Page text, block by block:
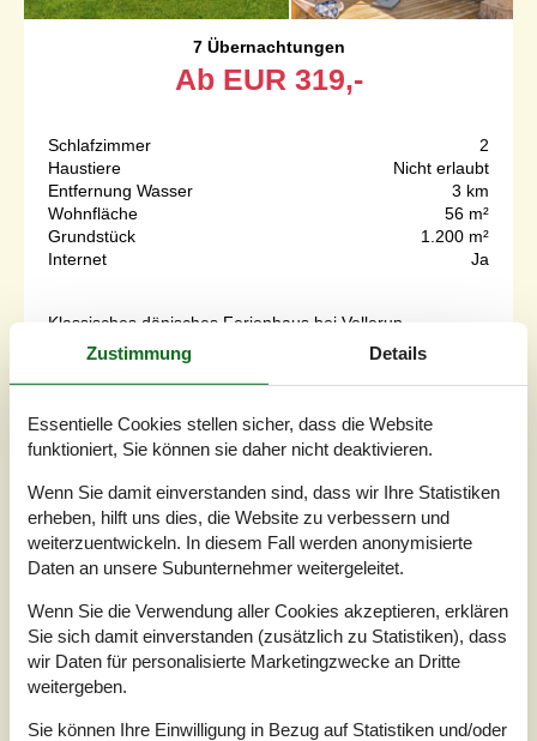
7 Übernachtungen
Ab EUR 319,-
Schlafzimmer
2
Haustiere
Nicht erlaubt
Entfernung Wasser
3 km
Wohnfläche
56 m²
Grundstück
1.200 m²
Internet
Ja
Klassisches dänisches Ferienhaus bei Vellerup
Strand.Willkommen in diesem Ferienhaus, das mit seiner
gemütlichen Ausstattung Lust auf Urlaub macht. Die
Wohnfläche des Hauses erstreckt sich über einen offen
gestalteten Wohnraum mit Küche und Essbereich, zwei
Schlafzimmer und ein Badezimmer. Entspannen Sie nach
einem langen Urlaubstag zusammen auf dem Sofa und
streamen Sie Ihre Lieblingsserie d...
Zu Favoriten hinzufügen
Modernes Ferienhaus mit Sauna am
Fjord
Skadevænget - Vellerup - 4050 - Skibby
8 Personen
Zustimmung Details
Essentielle Cookies stellen sicher, dass die Website
funktioniert, Sie können sie daher nicht deaktivieren.
Wenn Sie damit einverstanden sind, dass wir Ihre Statistiken
erheben, hilft uns dies, die Website zu verbessern und
weiterzuentwickeln. In diesem Fall werden anonymisierte
Daten an unsere Subunternehmer weitergeleitet.
Wenn Sie die Verwendung aller Cookies akzeptieren, erklären
Sie sich damit einverstanden (zusätzlich zu Statistiken), dass
wir Daten für personalisierte Marketingzwecke an Dritte
weitergeben.
Sie können Ihre Einwilligung in Bezug auf Statistiken und/oder